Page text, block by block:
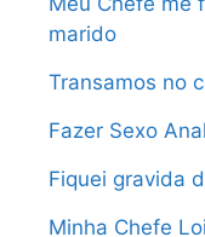
marido
Transamos no
Fazer Sexo
Fiquei gravida
Minha Chefe